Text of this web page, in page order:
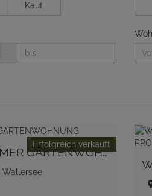
Kauf
-
Erfolgreich verkauft
MODERNE 2-ZIMMER GARTENWOHNUNG
Wallersee